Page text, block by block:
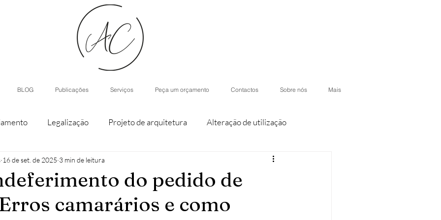
BLOG Publicações Serviços Peça um orçamento Contactos Sobre nós Mais
Legalização Projeto de arquitetura Alteração de utilização
de parcela Agroturismo Condomínios
Casas modulares Inteligência Artificial Hotéis
do pedido de
camarários e como
16 de set. de 2025 3 min de leitura